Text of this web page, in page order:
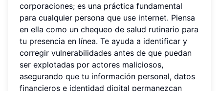
corporaciones; es una práctica fundamental
para cualquier persona que use internet. Piensa
en ella como un chequeo de salud rutinario para
tu presencia en línea. Te ayuda a identificar y
corregir vulnerabilidades antes de que puedan
ser explotadas por actores maliciosos,
asegurando que tu información personal, datos
financieros e identidad digital permanezcan